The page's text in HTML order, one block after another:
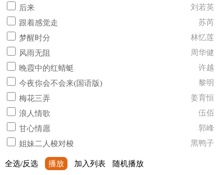
后来
刘若英
跟着感觉走
苏芮
梦醒时分
林忆莲
风雨无阻
周华健
晚霞中的红蜻蜓
许越
今夜你会不会来(国语版)
黎明
梅花三弄
姜育恒
浪人情歌
伍佰
甘心情愿
郭峰
姐妹二人梭对梭
黑鸭子
全选/反选 播放 加入列表 随机播放